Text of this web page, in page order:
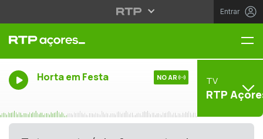
Entrar
Horta em Festa NO AR TV
RTP